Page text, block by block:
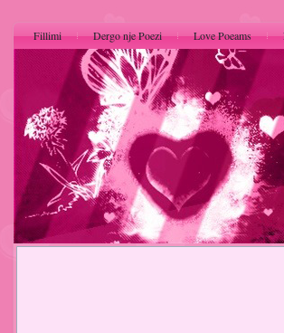
Fillimi Dergo nje Poezi Love Poeams